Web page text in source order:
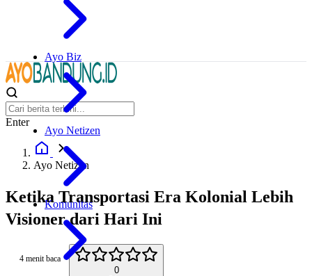
Ayo Biz
Ayo Netizen
Komunitas
Enter
Ayo Netizen
Ketika Transportasi Era Kolonial Lebih
Visioner dari Hari Ini
4 menit baca
0